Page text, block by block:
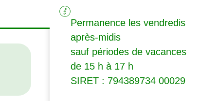
Permanence les vendredis
après-midis
sauf périodes de vacances
de 15 h à 17 h
SIRET : 794389734 00029